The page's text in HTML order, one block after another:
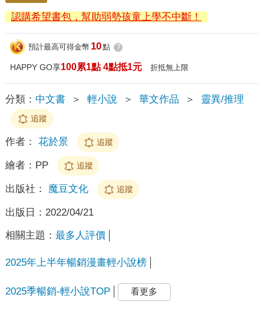
認購希望書包，幫助弱勢孩童上學不中斷！
預計最高可得金幣 10點 ?
HAPPY GO享100累1點 4點抵1元 折抵無上限
分類： 中文書 ＞ 輕小說 ＞ 華文作品 ＞ 靈異/推理
追蹤
作者： 花於景 追蹤
繪者： PP 追蹤
出版社： 魔豆文化 追蹤
出版日： 2022/04/21
相關主題： 最多人評價
2025年上半年暢銷漫畫輕小說榜
2025季暢銷-輕小說TOP 看更多